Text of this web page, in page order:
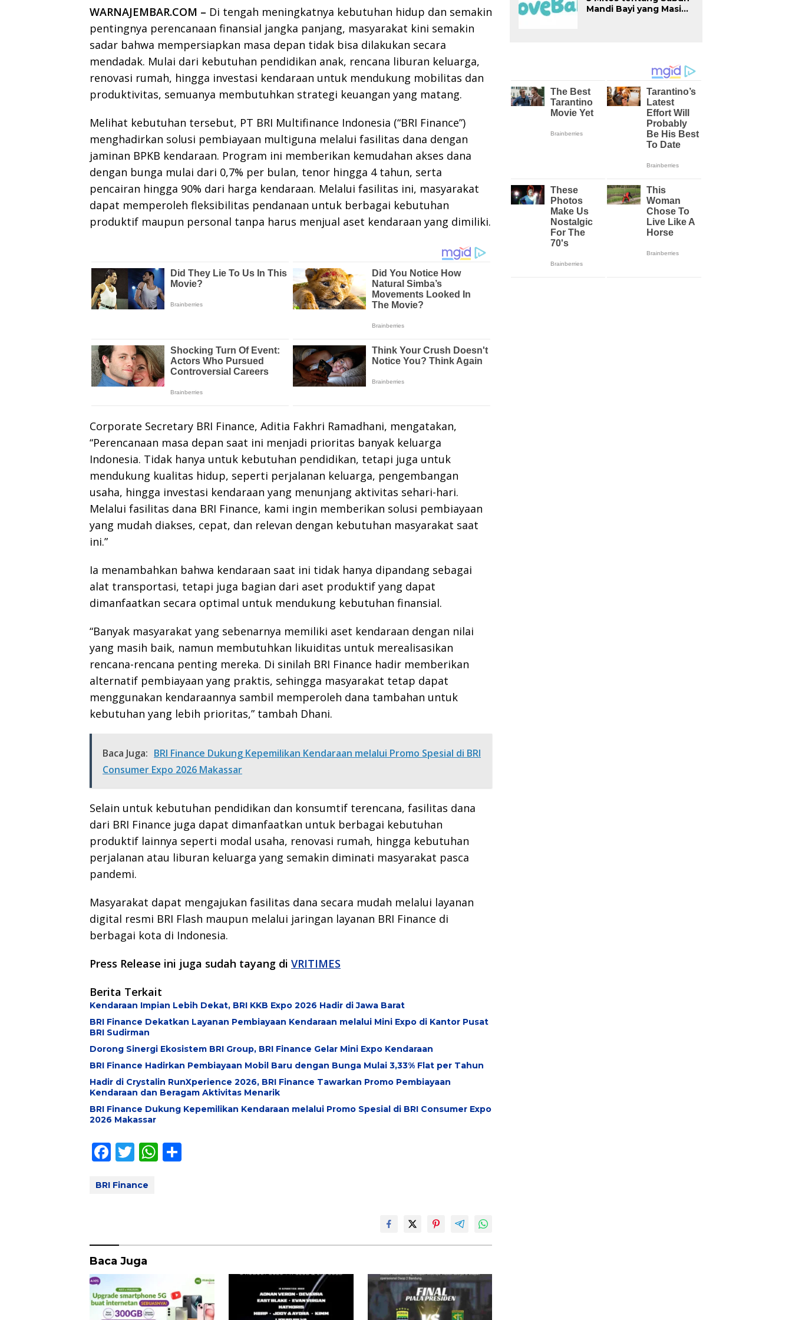
WARNAJEMBAR.COM – Di tengah meningkatnya kebutuhan hidup dan semakin
pentingnya perencanaan finansial jangka panjang, masyarakat kini semakin
sadar bahwa mempersiapkan masa depan tidak bisa dilakukan secara
mendadak. Mulai dari kebutuhan pendidikan anak, rencana liburan keluarga,
renovasi rumah, hingga investasi kendaraan untuk mendukung mobilitas dan
produktivitas, semuanya membutuhkan strategi keuangan yang matang.
Melihat kebutuhan tersebut, PT BRI Multifinance Indonesia (“BRI Finance”)
menghadirkan solusi pembiayaan multiguna melalui fasilitas dana dengan
jaminan BPKB kendaraan. Program ini memberikan kemudahan akses dana
dengan bunga mulai dari 0,7% per bulan, tenor hingga 4 tahun, serta
pencairan hingga 90% dari harga kendaraan. Melalui fasilitas ini, masyarakat
dapat memperoleh fleksibilitas pendanaan untuk berbagai kebutuhan
produktif maupun personal tanpa harus menjual aset kendaraan yang dimiliki.
Corporate Secretary BRI Finance, Aditia Fakhri Ramadhani, mengatakan,
“Perencanaan masa depan saat ini menjadi prioritas banyak keluarga
Indonesia. Tidak hanya untuk kebutuhan pendidikan, tetapi juga untuk
mendukung kualitas hidup, seperti perjalanan keluarga, pengembangan
usaha, hingga investasi kendaraan yang menunjang aktivitas sehari-hari.
Melalui fasilitas dana BRI Finance, kami ingin memberikan solusi pembiayaan
yang mudah diakses, cepat, dan relevan dengan kebutuhan masyarakat saat
ini.”
Ia menambahkan bahwa kendaraan saat ini tidak hanya dipandang sebagai
alat transportasi, tetapi juga bagian dari aset produktif yang dapat
dimanfaatkan secara optimal untuk mendukung kebutuhan finansial.
“Banyak masyarakat yang sebenarnya memiliki aset kendaraan dengan nilai
yang masih baik, namun membutuhkan likuiditas untuk merealisasikan
rencana-rencana penting mereka. Di sinilah BRI Finance hadir memberikan
alternatif pembiayaan yang praktis, sehingga masyarakat tetap dapat
menggunakan kendaraannya sambil memperoleh dana tambahan untuk
kebutuhan yang lebih prioritas,” tambah Dhani.
Baca Juga: BRI Finance Dukung Kepemilikan Kendaraan melalui Promo Spesial di BRI
Consumer Expo 2026 Makassar
Selain untuk kebutuhan pendidikan dan konsumtif terencana, fasilitas dana
dari BRI Finance juga dapat dimanfaatkan untuk berbagai kebutuhan
produktif lainnya seperti modal usaha, renovasi rumah, hingga kebutuhan
perjalanan atau liburan keluarga yang semakin diminati masyarakat pasca
pandemi.
Masyarakat dapat mengajukan fasilitas dana secara mudah melalui layanan
digital resmi BRI Flash maupun melalui jaringan layanan BRI Finance di
berbagai kota di Indonesia.
Press Release ini juga sudah tayang di VRITIMES
Berita Terkait
Kendaraan Impian Lebih Dekat, BRI KKB Expo 2026 Hadir di Jawa Barat
BRI Finance Dekatkan Layanan Pembiayaan Kendaraan melalui Mini Expo di Kantor Pusat
BRI Sudirman
Dorong Sinergi Ekosistem BRI Group, BRI Finance Gelar Mini Expo Kendaraan
BRI Finance Hadirkan Pembiayaan Mobil Baru dengan Bunga Mulai 3,33% Flat per Tahun
Hadir di Crystalin RunXperience 2026, BRI Finance Tawarkan Promo Pembiayaan
Kendaraan dan Beragam Aktivitas Menarik
BRI Finance Dukung Kepemilikan Kendaraan melalui Promo Spesial di BRI Consumer Expo
2026 Makassar
F
e
o
k
T
itt
W
p
BRI Finance
Baca Juga
Mandi Bayi yang Masih